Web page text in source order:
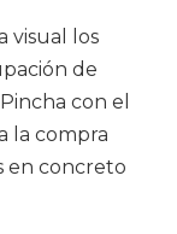
visual los
de
Pincha con el
la compra
en concreto